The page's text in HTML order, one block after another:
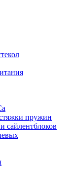
пружин
сайлентблоков